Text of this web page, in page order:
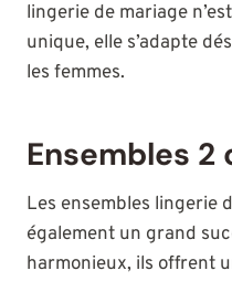
lingerie de mariage
unique, elle s’adapte
les femmes.
Ensembles 2
Les ensembles lingerie
également un grand
harmonieux, ils offrent